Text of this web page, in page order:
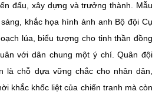
đấu, xây dựng và trưởng thành. Mẫu
khắc họa hình ảnh anh Bộ đội Cụ
lúa, biểu tượng cho tinh thần đồng
với dân chung một ý chí. Quân đội
là chỗ dựa vững chắc cho nhân dân,
khắc khốc liệt của chiến tranh mà còn